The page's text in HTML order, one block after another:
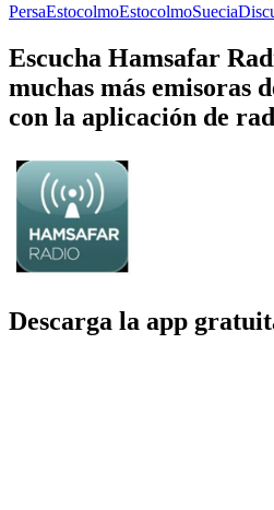
PersaEstocolmoEstocolmoSuecia
Escucha Hamsafar
muchas más emisoras
con la aplicación de
Descarga la app